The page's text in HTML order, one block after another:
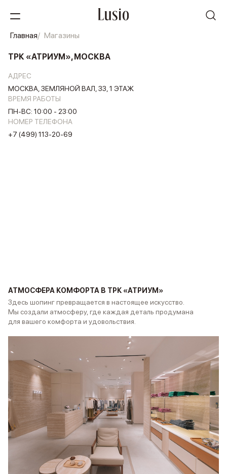
Главная Магазины
ТРК «АТРИУМ», МОСКВА
АДРЕС
МОСКВА, ЗЕМЛЯНОЙ ВАЛ, 33, 1 ЭТАЖ
ВРЕМЯ РАБОТЫ
ПН-ВС: 10:00 - 23:00
НОМЕР ТЕЛЕФОНА
+7 (499) 113-20-69
АТМОСФЕРА КОМФОРТА В ТРК «АТРИУМ»
Здесь шопинг превращается в настоящее искусство.
Мы создали атмосферу, где каждая деталь продумана
для вашего комфорта и удовольствия.